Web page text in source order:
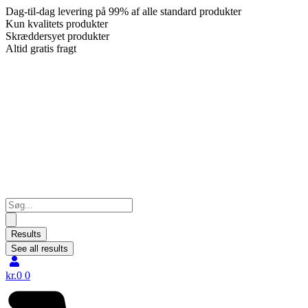
Dag-til-dag levering på 99% af alle standard produkter
Kun kvalitets produkter
Skræddersyet produkter
Altid gratis fragt
Search
...
Results
See all results
kr.0 0